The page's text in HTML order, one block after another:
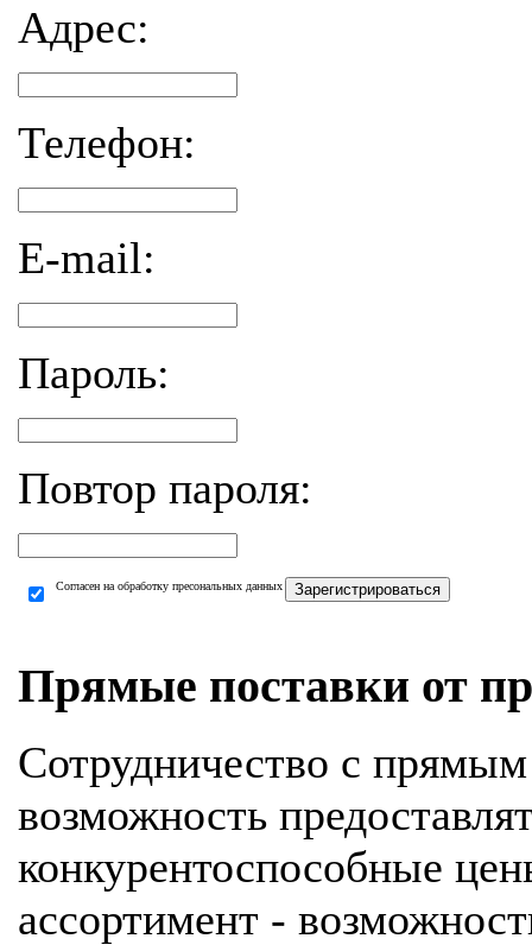
Адрес:
Телефон:
E-mail:
Пароль:
Повтор пароля:
Согласен на обработку пресональных данных Зарегистрироваться
Прямые поставки от
Сотрудничество с
возможность
конкурентоспособные
ассортимент -